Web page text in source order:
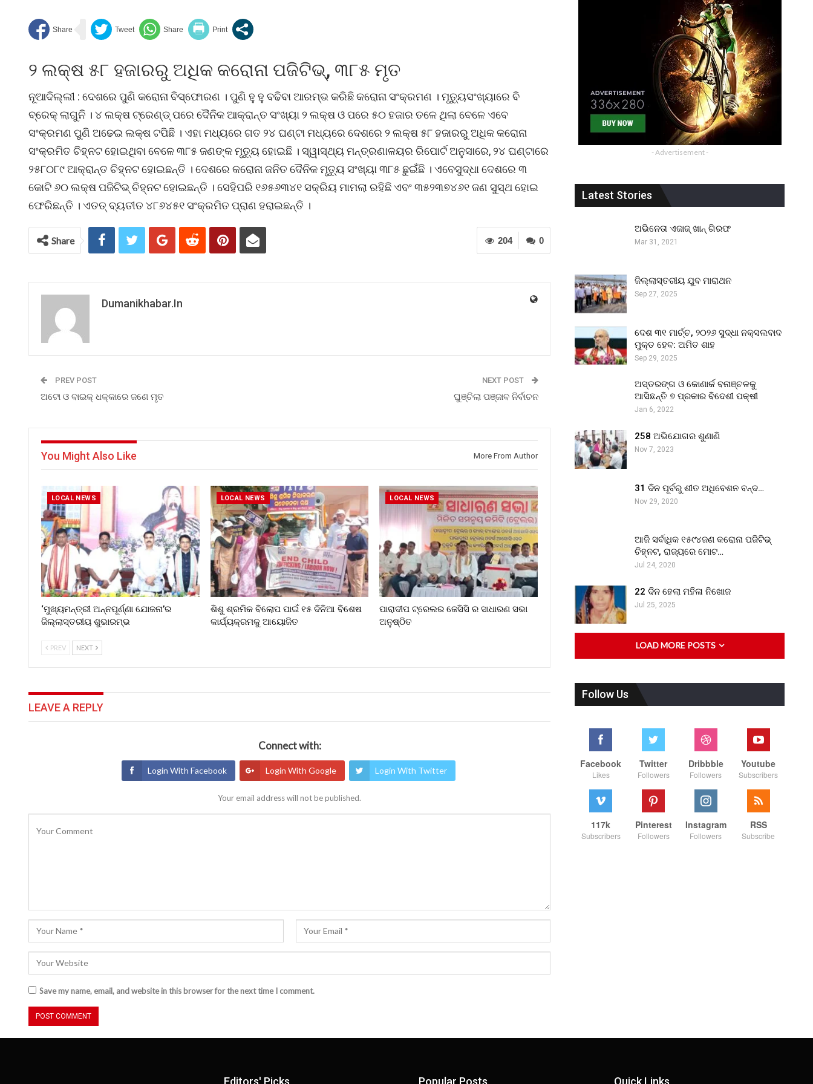
୨ ଲକ୍ଷ ୫୮ ହଜାରରୁ ଅଧିକ କରୋନା ପଜିଟିଭ୍, ୩୮୫ ମୃତ
ନୂଆଦିଲ୍ଲୀ : ଦେଶରେ ପୁଣି କରୋନା ବିସ୍ଫୋରଣ । ପୁଣି ହୁ ହୁ ବଢିବା ଆରମ୍ଭ କରିଛି କରୋନା ସଂକ୍ରମଣ । ମୃତ୍ୟୁସଂଖ୍ୟାରେ ବି
ବ୍ରେକ୍ ଲାଗୁନି । ୪ ଲକ୍ଷ ଟ୍ରେଣ୍ଡ୍ ପରେ ଦୈନିକ ଆକ୍ରାନ୍ତ ସଂଖ୍ୟା ୨ ଲକ୍ଷ ଓ ପରେ ୫୦ ହଜାର ତଳେ ଥିଲା ବେଳେ ଏବେ
ସଂକ୍ରମଣ ପୁଣି ଅଢେଇ ଲକ୍ଷ ଟପିଛି । ଏହା ମଧ୍ୟରେ ଗତ ୨୪ ଘଣ୍ଟା ମଧ୍ୟରେ ଦେଶରେ ୨ ଲକ୍ଷ ୫୮ ହଜାରରୁ ଅଧିକ କରୋନା
ସଂକ୍ରମିତ ଚିହ୍ନଟ ହୋଇଥିବା ବେଳେ ୩୮୫ ଜଣଙ୍କ ମୃତ୍ୟୁ ହୋଇଛି । ସ୍ୱାସ୍ଥ୍ୟ ମନ୍ତ୍ରଣାଳୟର ରିପୋର୍ଟ ଅନୁସାରେ, ୨୪ ଘଣ୍ଟାରେ
୨୫୮୦୮୯ ଆକ୍ରାନ୍ତ ଚିହ୍ନଟ ହୋଇଛନ୍ତି । ଦେଶରେ କରୋନା ଜନିତ ଦୈନିକ ମୃତ୍ୟୁ ସଂଖ୍ୟା ୩୮୫ ଛୁଇଁଛି । ଏବେସୁଦ୍ଧା ଦେଶରେ ୩
କୋଟି ୬୦ ଲକ୍ଷ ପଜିଟିଭ୍ ଚିହ୍ନଟ ହୋଇଛନ୍ତି । ସେହିପରି ୧୬୫୬୩୪୧ ସକ୍ରିୟ ମାମଲା ରହିଛି ଏବଂ ୩୫୨୩୭୪୬୧ ଜଣ ସୁସ୍ଥ ହୋଇ
ଫେରିଛନ୍ତି । ଏତତ୍ ବ୍ୟତୀତ ୪୮୬୪୫୧ ସଂକ୍ରମିତ ପ୍ରାଣ ହରାଇଛନ୍ତି ।
0
204
Share
Dumanikhabar.in
PREV POST
ଅଟୋ ଓ ବାଇକ୍ ଧକ୍କାରେ ଜଣେ ମୃତ
NEXT POST
ଘୁଞ୍ଚିଲା ପଞ୍ଜାବ ନିର୍ବାଚନ
You Might Also Like More From Author
LOCAL NEWS
‘ମୁଖ୍ୟମନ୍ତ୍ରୀ ଅନ୍ନପୂର୍ଣ୍ଣା ଯୋଜନା’ର
ଜିଲ୍ଲାସ୍ତରୀୟ ଶୁଭାରମ୍ଭ
LOCAL NEWS
ଶିଶୁ ଶ୍ରମିକ ବିଲୋପ ପାଇଁ ୧୫ ଦିନିଆ ବିଶେଷ
କାର୍ଯ୍ୟକ୍ରମକୁ ଆୟୋଜିତ
LOCAL NEWS
ପାରାଦୀପ ଟ୍ରେଲର ଜେସିସି ର ସାଧାରଣ ସଭା
ଅନୁଷ୍ଠିତ
PREV NEXT
LEAVE A REPLY
Connect with:
Login With Facebook Login With Google Login With Twitter
Your email address will not be published.
Save my name, email, and website in this browser for the next time I comment.
- Advertisement -
Latest Stories
ଅଭିନେତା ଏଜାଜ୍ ଖାନ୍ ଗିରଫ
Mar 31, 2021
ଜିଲ୍ଲାସ୍ତରୀୟ ଯୁବ ମାରାଥନ
Sep 27, 2025
ଦେଶ ୩୧ ମାର୍ଚ୍ଚ, ୨୦୨୬ ସୁଦ୍ଧା ନକ୍ସଲବାଦ
ମୁକ୍ତ ହେବ: ଅମିତ ଶାହ
Sep 29, 2025
ଅସ୍ତରଙ୍ଗ ଓ କୋଣାର୍କ ବନାଞ୍ଚଳକୁ
ଆସିଛନ୍ତି ୭ ପ୍ରକାର ବିଦେଶୀ ପକ୍ଷୀ
Jan 6, 2022
258 ଅଭିଯୋଗର ଶୁଣାଣି
Nov 7, 2023
31 ଦିନ ପୂର୍ବରୁ ଶୀତ ଅଧିବେଶନ ବନ୍ଦ…
Nov 29, 2020
ଆଜି ସର୍ବାଧିକ ୧୫୯୪ଜଣ କରୋନା ପଜିଟିଭ୍
ଚିହ୍ନଟ, ରାଜ୍ୟରେ ମୋଟ…
Jul 24, 2020
22 ଦିନ ହେଲା ମହିଳା ନିଖୋଜ
Jul 25, 2025
LOAD MORE POSTS
Follow Us
Facebook
Likes
Twitter
Followers
Dribbble
Followers
Youtube
Subscribers
117k
Subscribers
Pinterest
Followers
Instagram
Followers
RSS
Subscribe
Editors' Picks Popular Posts Quick Links